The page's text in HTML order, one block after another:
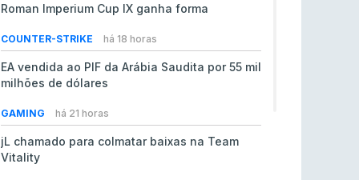
Roman Imperium Cup IX ganha forma
COUNTER-STRIKE há 18 horas
EA vendida ao PIF da Arábia Saudita por 55 mil
milhões de dólares
GAMING há 21 horas
jL chamado para colmatar baixas na Team
Vitality